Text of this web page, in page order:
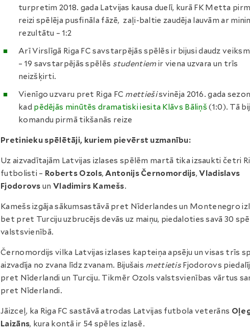
turpretim 2018. gada Latvijas kausa duelī, kurā FK Metta
reizi spēlēja pusfināla fāzē, zaļi-baltie zaudēja lauvām ar
rezultātu – 1:2
Arī Virslīgā Riga FC savstarpējās spēlēs ir bijusi daudz
– 19 savstarpējās spēlēs studentiem ir viena uzvara un trīs
neizšķirti.
Vienīgo uzvaru pret Riga FC mettiešisvinēja 2016. gada
kad pēdējās minūtēs dramatiski iesita Klāvs Bāliņš (1:0). Tā
komandu pirmā tikšanās reize
Pretinieku spēlētāji, kuriem pievērst uzmanību:
Uz aizvadītajām Latvijas izlases spēlēm martā tika izsaukti četri
futbolisti – Roberts Ozols,Antonijs Černomordijs,Vladislavs
Fjodorovs un Vladimirs Kamešs.
Kamešs izgāja sākumsastāvā pret Nīderlandes un Montenegro
bet pret Turciju uzbrucējs devās uz maiņu, piedaloties savā 30
valstsvienībā.
Černomordijs vilka Latvijas izlases kapteiņa apsēju un visas trīs
aizvadīja no zvana līdz zvanam. Bijušais mettietis Fjodorovs
pret Nīderlandi un Turciju. Tikmēr Ozols valstsvienības vārtus
pret Nīderlandi.
Jāizceļ, ka Riga FC sastāvā atrodas Latvijas futbola veterāns
Laizāns, kura kontā ir 54 spēles izlasē.